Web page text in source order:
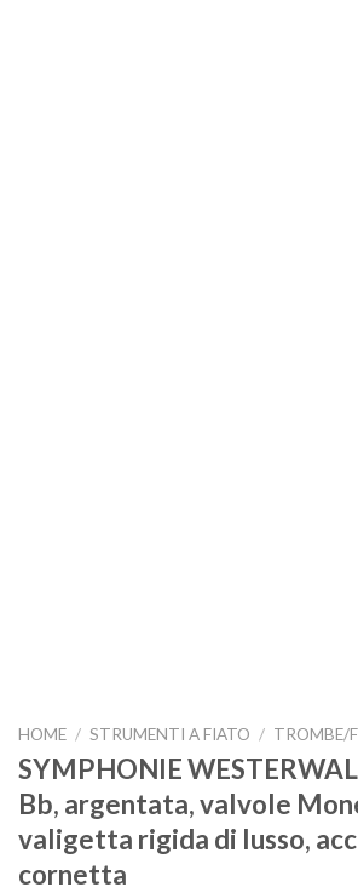
HOME / STRUMENTI A FIATO / TROMBE/
SYMPHONIE
Bb, argentata, valvole
valigetta rigida di lusso,
cornetta